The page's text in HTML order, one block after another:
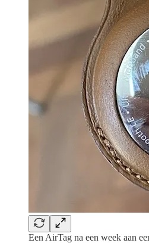
Een AirTag na een week aan